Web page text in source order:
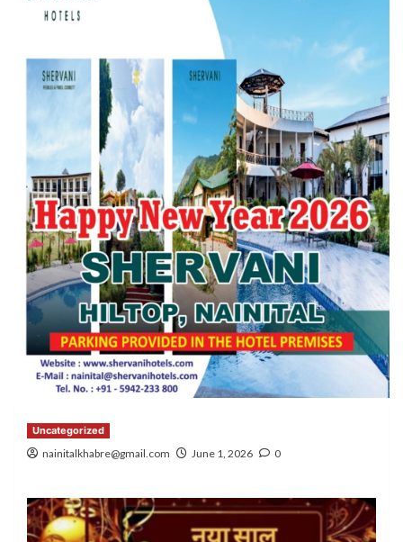
Uncategorized
nainitalkhabre@gmail.com June 1, 2026 0